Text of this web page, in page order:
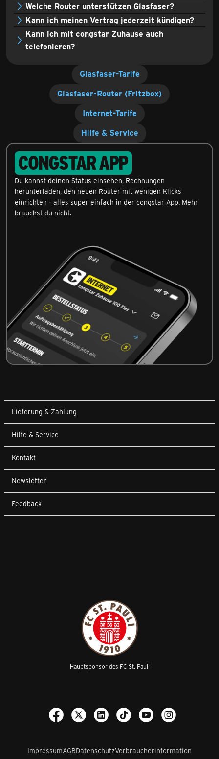
Welche Router unterstützen Glasfaser?
Kann ich meinen Vertrag jederzeit kündigen?
Kann ich mit congstar Zuhause auch
telefonieren?
Glasfaser-Tarife
Glasfaser-Router (Fritzbox)
Internet-Tarife
Hilfe & Service
CONGSTAR APP
Du kannst deinen Status einsehen, Rechnungen
herunterladen, den neuen Router mit wenigen Klicks
einrichten - alles super einfach in der congstar App. Mehr
brauchst du nicht.
Lieferung & Zahlung
Hilfe & Service
Kontakt
Newsletter
Feedback
Hauptsponsor des FC St. Pauli
ImpressumAGBDatenschutzVerbraucherinformation